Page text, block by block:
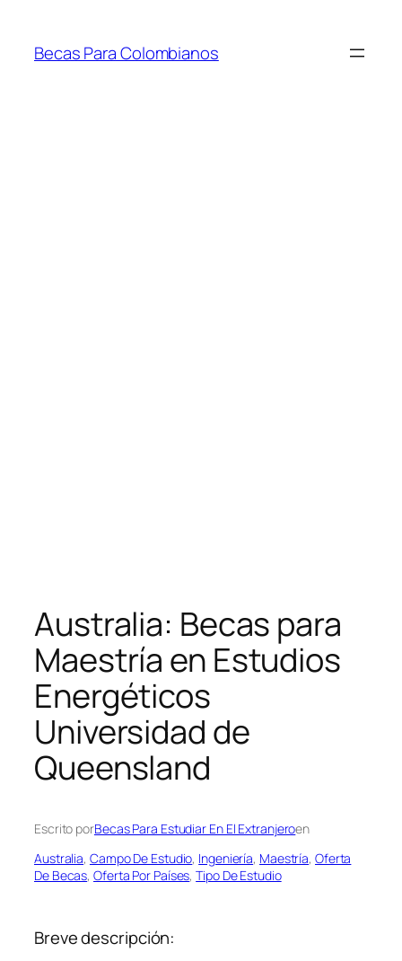
contenido
Becas Para Colombianos
Australia: Becas para
Maestría en Estudios
Energéticos
Universidad de
Queensland
Escrito porBecas Para Estudiar En El Extranjeroen
Australia, Campo De Estudio, Ingeniería, Maestría, Oferta
De Becas, Oferta Por Países, Tipo De Estudio
Breve descripción: